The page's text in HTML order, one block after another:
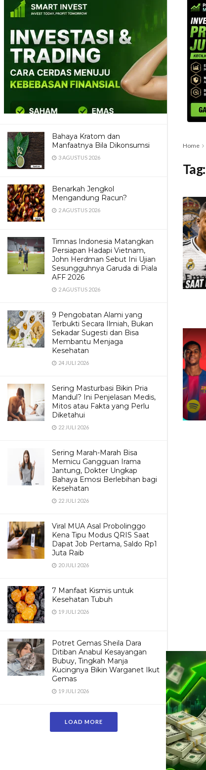
Bahaya Kratom dan
Manfaatnya Bila Dikonsumsi
3 AGUSTUS 2026
Benarkah Jengkol
Mengandung Racun?
2 AGUSTUS 2026
Timnas Indonesia Matangkan
Persiapan Hadapi Vietnam,
John Herdman Sebut Ini Ujian
Sesungguhnya Garuda di Piala
AFF 2026
2 AGUSTUS 2026
9 Pengobatan Alami yang
Terbukti Secara Ilmiah, Bukan
Sekadar Sugesti dan Bisa
Membantu Menjaga
Kesehatan
24 JULI 2026
Sering Masturbasi Bikin Pria
Mandul? Ini Penjelasan Medis,
Mitos atau Fakta yang Perlu
Diketahui
22 JULI 2026
Sering Marah-Marah Bisa
Memicu Gangguan Irama
Jantung, Dokter Ungkap
Bahaya Emosi Berlebihan bagi
Kesehatan
22 JULI 2026
Viral MUA Asal Probolinggo
Kena Tipu Modus QRIS Saat
Dapat Job Pertama, Saldo Rp1
Juta Raib
20 JULI 2026
7 Manfaat Kismis untuk
Kesehatan Tubuh
19 JULI 2026
Potret Gemas Sheila Dara
Ditiban Anabul Kesayangan
Bubuy, Tingkah Manja
Kucingnya Bikin Warganet Ikut
Gemas
19 JULI 2026
LOAD MORE
Home
Tag: